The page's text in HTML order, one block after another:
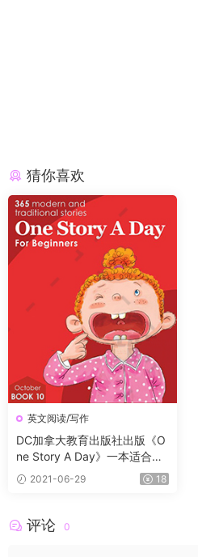
猜你喜欢
英文阅读/写作
DC加拿大教育出版社出版《O
ne Story A Day》一本适合少
儿阅读的英文原版故事书(PDF
+MP3)
2021-06-29 18
评论 0